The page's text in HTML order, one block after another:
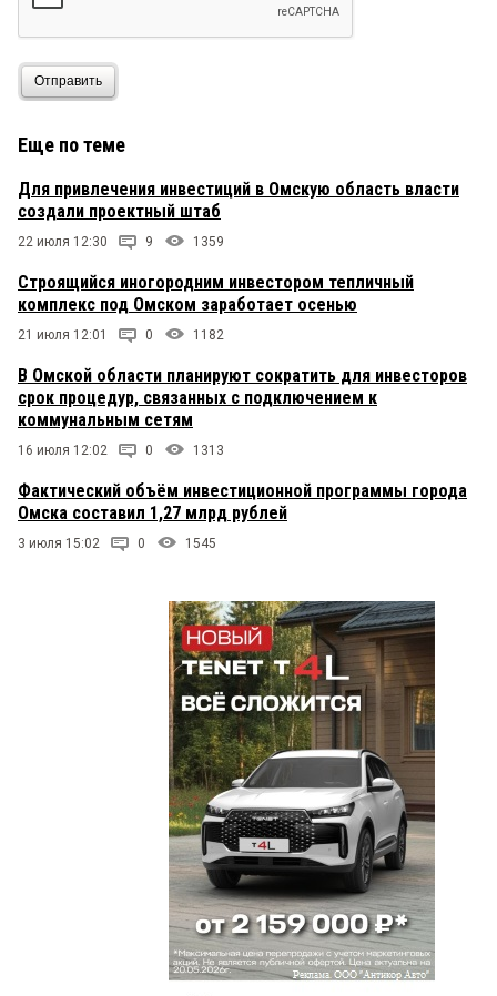
Отправить
Еще по теме
Для привлечения инвестиций в Омскую область власти
создали проектный штаб
22 июля 12:30 9 1359
Строящийся иногородним инвестором тепличный
комплекс под Омском заработает осенью
21 июля 12:01 0 1182
В Омской области планируют сократить для инвесторов
срок процедур, связанных с подключением к
коммунальным сетям
16 июля 12:02 0 1313
Фактический объём инвестиционной программы города
Омска составил 1,27 млрд рублей
3 июля 15:02 0 1545